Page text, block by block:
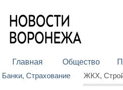
Главная Общество
Банки, Страхование
ЖКХ,